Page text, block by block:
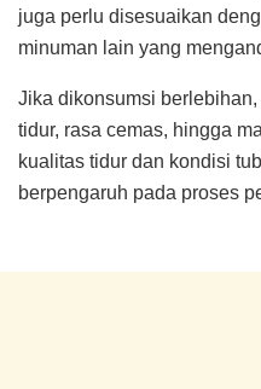
juga perlu disesuaikan
minuman lain yang
Jika dikonsumsi
tidur, rasa cemas, hingga
kualitas tidur dan kondisi
berpengaruh pada proses